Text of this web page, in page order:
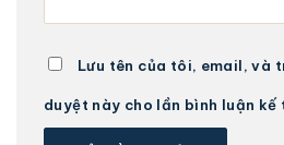
Lưu tên của tôi, email, và
duyệt này cho lần bình luận